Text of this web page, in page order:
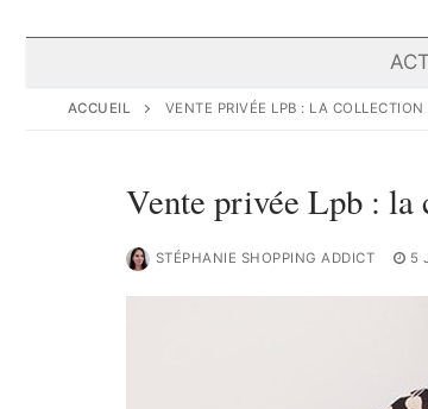
ACCUEIL VENTE PRIVÉE LPB : LA
Vente privée Lpb : la
STÉPHANIE SHOPPING ADDICT 5